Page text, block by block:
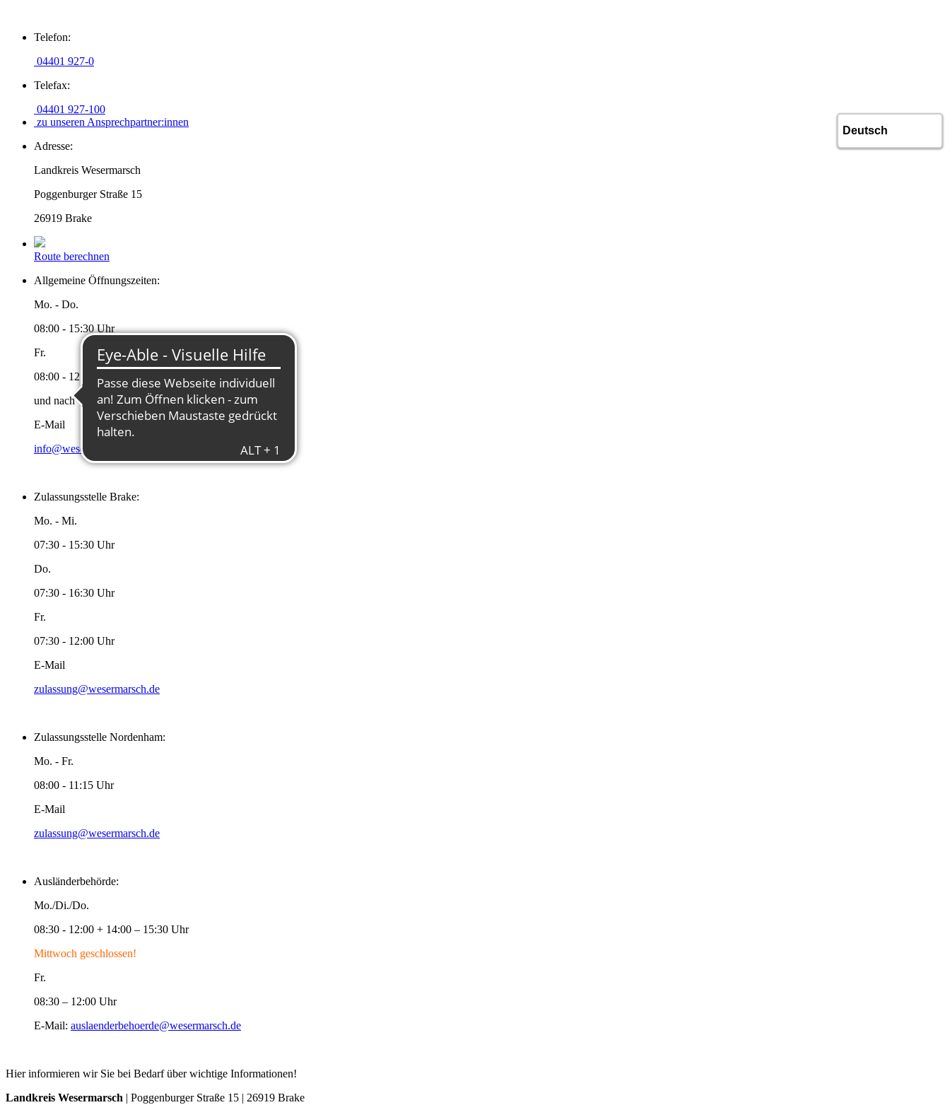
Inhalt
Telefon:
04401 927-0
Telefax:
04401 927-100
zu unseren Ansprechpartner:innen
Adresse:
Landkreis Wesermarsch
Poggenburger Straße 15
26919 Brake
Route berechnen
Allgemeine Öffnungszeiten:
Mo. - Do.
08:00 - 15:30 Uhr
Fr.
08:00 - 12:00 Uhr
und nach Vereinbarung
E-Mail
info@wesermarsch.de
Zulassungsstelle Brake:
Mo. - Mi.
07:30 - 15:30 Uhr
Do.
07:30 - 16:30 Uhr
Fr.
07:30 - 12:00 Uhr
E-Mail
zulassung@wesermarsch.de
Zulassungsstelle Nordenham:
Mo. - Fr.
08:00 - 11:15 Uhr
E-Mail
zulassung@wesermarsch.de
Ausländerbehörde:
Mo./Di./Do.
08:30 - 12:00 + 14:00 – 15:30 Uhr
Mittwoch geschlossen!
Fr.
08:30 – 12:00 Uhr
E-Mail: auslaenderbehoerde@wesermarsch.de
Hier informieren wir Sie bei Bedarf über wichtige Informationen!
Landkreis Wesermarsch | Poggenburger Straße 15 | 26919 Brake